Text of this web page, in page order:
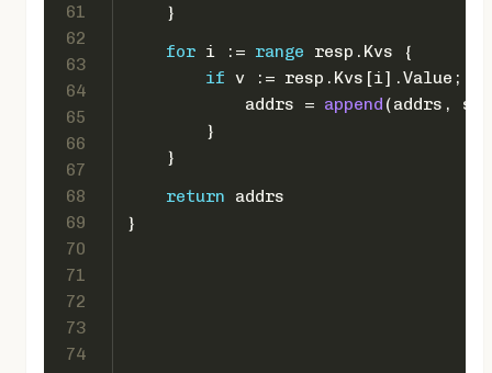
61
62
63
64
65
66
67
68
69
70
71
72
73
74
    }
for i := range resp.Kvs {
if v := resp.Kvs[i].Value;
            addrs =
append (addrs,
        }
    }
return addrs
}